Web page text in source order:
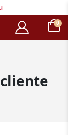
Carro
0